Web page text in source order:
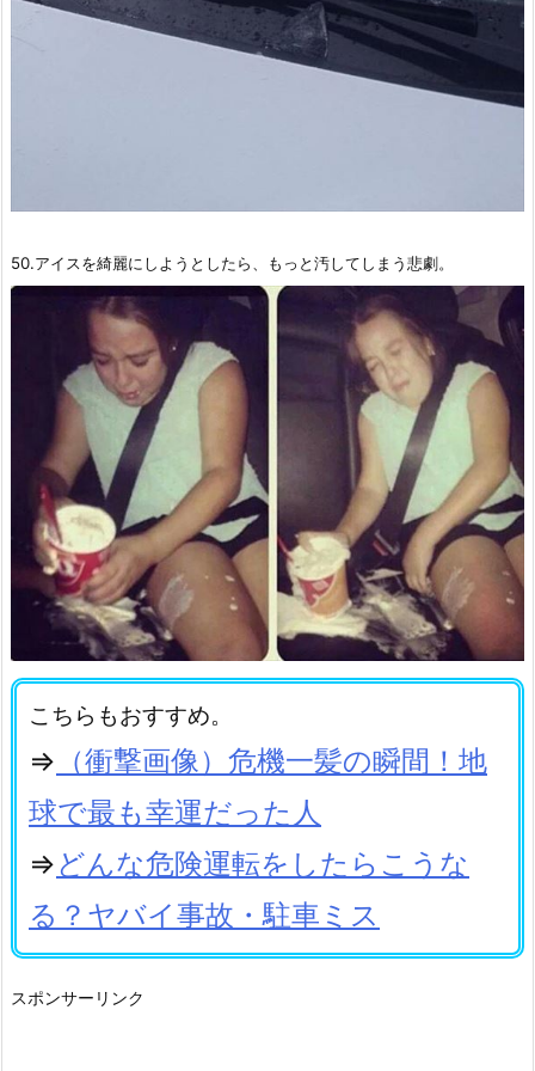
50.アイスを綺麗にしようとしたら、もっと汚してしまう悲劇。
こちらもおすすめ。
⇒ （衝撃画像）危機一髪の瞬間！地
球で最も幸運だった人
⇒どんな危険運転をしたらこうな
る？ヤバイ事故・駐車ミス
スポンサーリンク